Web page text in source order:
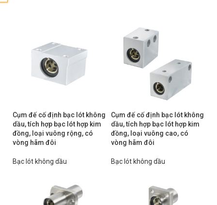
Cụm đế cố định bạc lót không
dầu, tích hợp bạc lót hợp kim
đồng, loại vuông rộng, có
vòng hãm đôi
Bạc lót không dầu
Cụm đế cố định bạc lót không
dầu, tích hợp bạc lót hợp kim
đồng, loại vuông cao, có
vòng hãm đôi
Bạc lót không dầu